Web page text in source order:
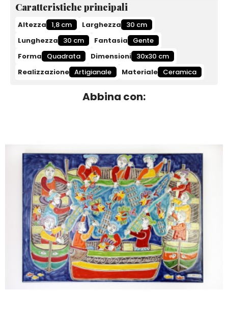
Caratteristiche principali
Altezza 1,8 cm Larghezza
30 cm
Lunghezza
30 cm Fantasia
Gente
Forma
Quadrata Dimensioni 30x30 cm
Realizzazione Artigianale Materiale Ceramica
Abbina con: